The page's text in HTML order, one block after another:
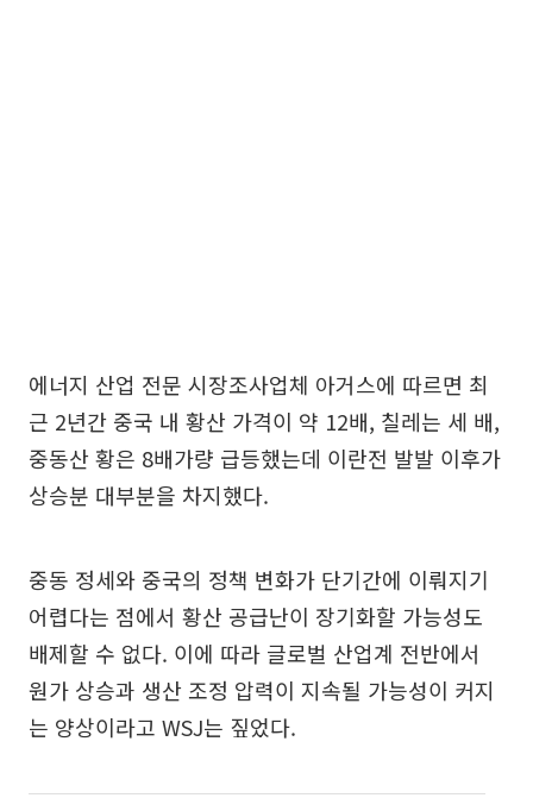
에너지 산업 전문 시장조사업체 아거스에 따르면 최
근 2년간 중국 내 황산 가격이 약 12배, 칠레는 세 배,
중동산 황은 8배가량 급등했는데 이란전 발발 이후가
상승분 대부분을 차지했다.
중동 정세와 중국의 정책 변화가 단기간에 이뤄지기
어렵다는 점에서 황산 공급난이 장기화할 가능성도
배제할 수 없다. 이에 따라 글로벌 산업계 전반에서
원가 상승과 생산 조정 압력이 지속될 가능성이 커지
는 양상이라고 WSJ는 짚었다.